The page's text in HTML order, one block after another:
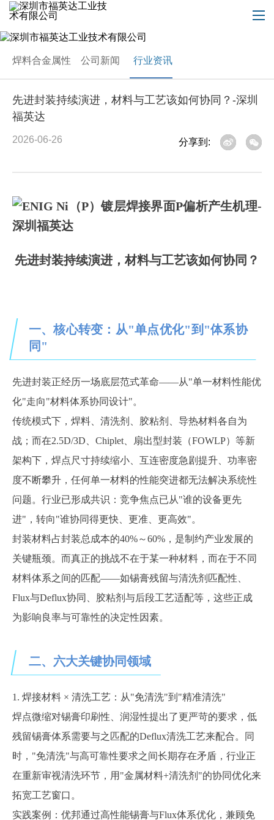
焊料合金属性 公司新闻 行业资讯
先进封装持续演进，材料与工艺该如何协同？-深圳
福英达
2026-06-26 分享到:
先进封装持续演进，材料与工艺该如何协同？
一、核心转变：从"单点优化"到"体系协
同"
先进封装正经历一场底层范式革命——从"单一材料性能优
化"走向"材料体系协同设计"。
传统模式下，焊料、清洗剂、胶粘剂、导热材料各自为
战；而在2.5D/3D、Chiplet、扇出型封装（FOWLP）等新
架构下，焊点尺寸持续缩小、互连密度急剧提升、功率密
度不断攀升，任何单一材料的性能突进都无法解决系统性
问题。行业已形成共识：竞争焦点已从"谁的设备更先
进"，转向"谁协同得更快、更准、更高效"。
封装材料占封装总成本的40%～60%，是制约产业发展的
关键瓶颈。而真正的挑战不在于某一种材料，而在于不同
材料体系之间的匹配——如锡膏残留与清洗剂匹配性、
Flux与Deflux协同、胶粘剂与后段工艺适配等，这些正成
为影响良率与可靠性的决定性因素。
二、六大关键协同领域
1. 焊接材料 × 清洗工艺：从"免清洗"到"精准清洗"
焊点微缩对锡膏印刷性、润湿性提出了更严苛的要求，低
残留锡膏体系需要与之匹配的Deflux清洗工艺来配合。同
时，"免清洗"与高可靠性要求之间长期存在矛盾，行业正
在重新审视清洗环节，用"金属材料+清洗剂"的协同优化来
拓宽工艺窗口。
实践案例：优邦通过高性能锡膏与Flux体系优化，兼顾免